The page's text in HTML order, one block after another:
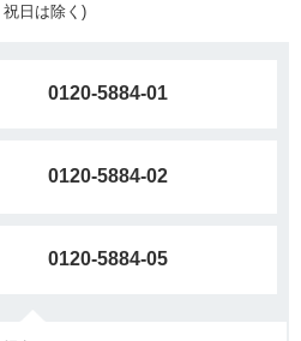
日は除く)
0120-5884-01
0120-5884-02
0120-5884-05